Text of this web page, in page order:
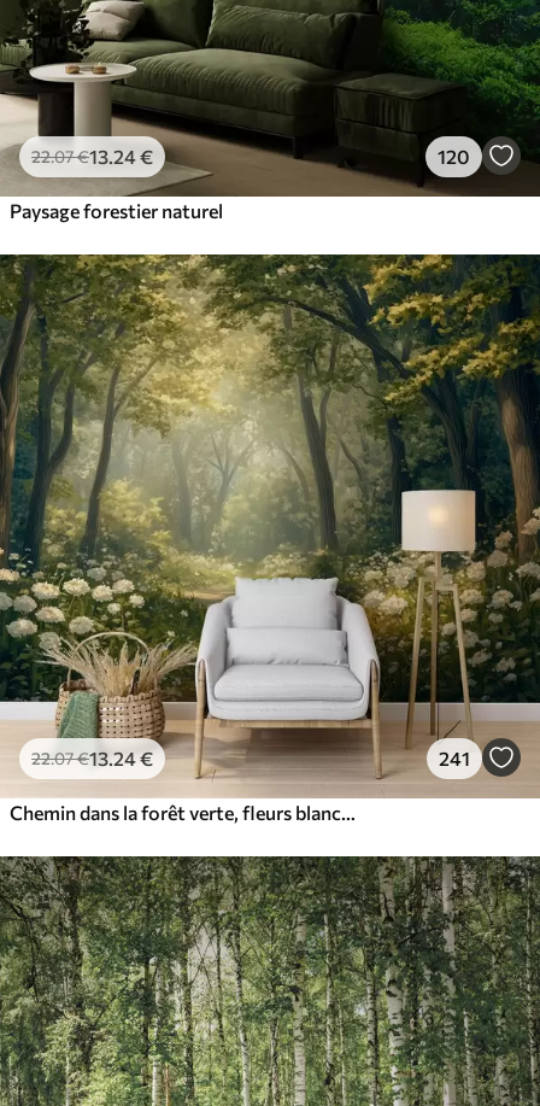
22.07€13.24€ 120
Paysage forestier naturel
22.07€13.24€ 241
Chemin dans la forêt verte, fleurs blanches, lumière du soleil, dessin de style acrylique